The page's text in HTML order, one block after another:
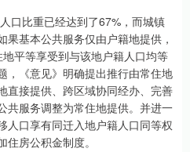
口比重已经达到了67%，而城镇
果基本公共服务仅由户籍地提供，
平等享受到与该地户籍人口均等
，《意见》明确提出推行由常住地
直接提供、跨区域协同经办、完善
共服务调整为常住地提供。并进一
人口享有同迁入地户籍人口同等权
房公积金制度。